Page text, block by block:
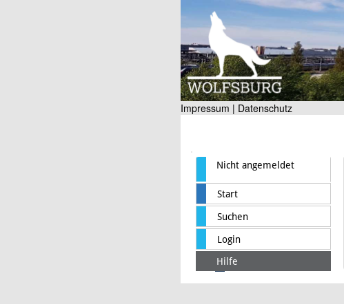
Impressum | Datenschutz
Nicht angemeldet
Start
Suchen
Login
Hilfe